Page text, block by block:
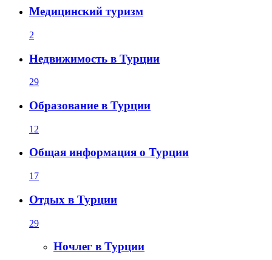
Медицинский туризм
2
Недвижимость в Турции
29
Образование в Турции
12
Общая информация о Турции
17
Отдых в Турции
29
Ночлег в Турции